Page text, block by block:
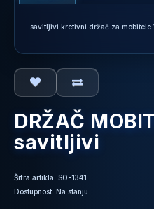
savitljivi kretivni držač za mobitele
DRŽAČ
savitljivi
Šifra artikla: SO-1341
Dostupnost: Na stanju